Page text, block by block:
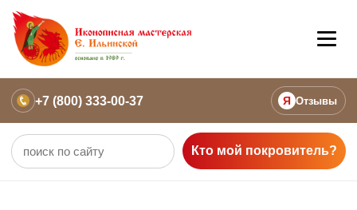
+7 (800) 333-00-37 Я Отзывы
Кто мой покровитель?